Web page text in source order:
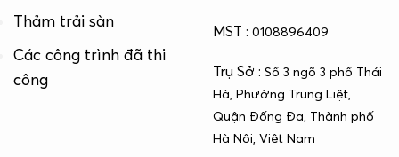
Thảm trải sàn
Các công trình đã thi
công
MST : 0108896409
Trụ Sở : Số 3 ngõ 3 phố Thái
Hà, Phường Trung Liệt,
Quận Đống Đa, Thành phố
Hà Nội, Việt Nam